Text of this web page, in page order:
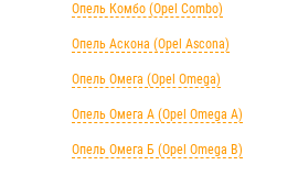
Опель Комбо (Opel Combo)
Опель Аскона (Opel Ascona)
Опель Омега (Opel Omega)
Опель Омега А (Opel Omega A)
Опель Омега Б (Opel Omega B)